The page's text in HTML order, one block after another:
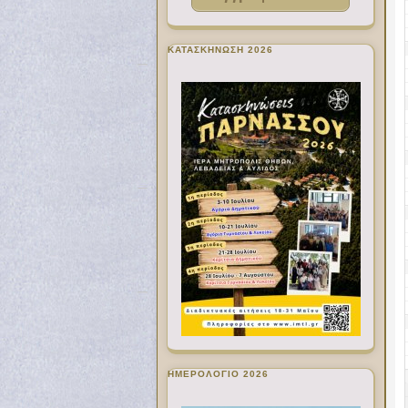
ΚΑΤΑΣΚΗΝΩΣΗ 2026
ΗΜΕΡΟΛΟΓΙΟ 2026